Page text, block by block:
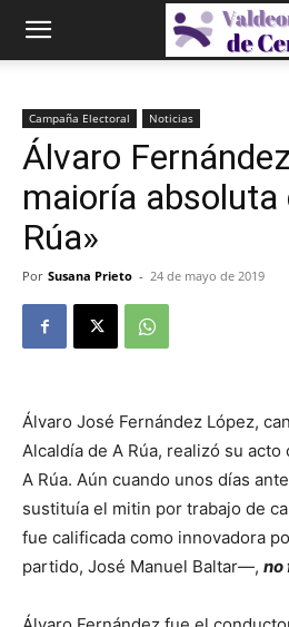
Campaña Electoral Noticias
Álvaro
maioría absoluta
Rúa»
Por Susana Prieto - 24 de mayo de 2019
Álvaro José Fernández López,
Alcaldía de A Rúa, realizó su acto
A Rúa. Aún cuando unos días
sustituía el mitin por trabajo de
fue calificada como innovadora
partido, José Manuel Baltar—, no